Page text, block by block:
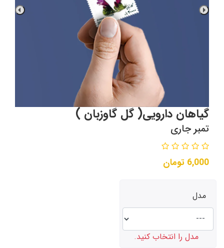
گیاهان دارویی( گل گاوزبان )
تمبر جاری
6,000 تومان
مدل
مدل را انتخاب کنید.